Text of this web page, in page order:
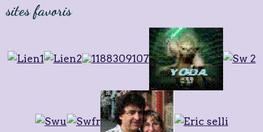
sites favoris